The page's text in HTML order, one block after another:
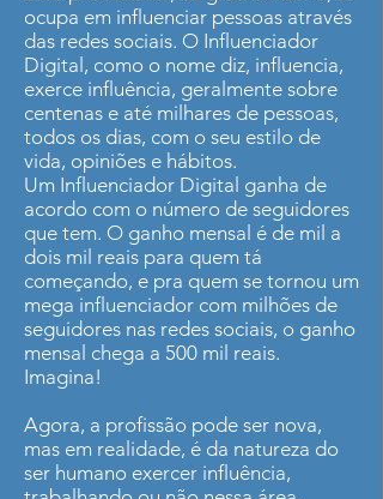
ocupa em influenciar pessoas através
das redes sociais. O Influenciador
Digital, como o nome diz, influencia,
exerce influência, geralmente sobre
centenas e até milhares de pessoas,
todos os dias, com o seu estilo de
vida, opiniões e hábitos.
Um Influenciador Digital ganha de
acordo com o número de seguidores
que tem. O ganho mensal é de mil a
dois mil reais para quem tá
começando, e pra quem se tornou um
mega influenciador com milhões de
seguidores nas redes sociais, o ganho
mensal chega a 500 mil reais.
Imagina!
Agora, a profissão pode ser nova,
mas em realidade, é da natureza do
ser humano exercer influência,